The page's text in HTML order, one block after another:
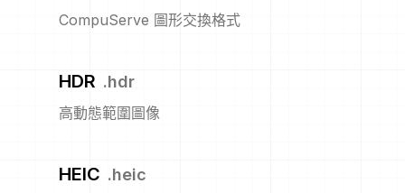
CompuServe 圖形交換格式
HDR .hdr
高動態範圍圖像
HEIC .heic